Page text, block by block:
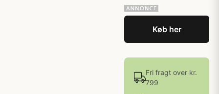
Køb her
Fri fragt over kr.
799